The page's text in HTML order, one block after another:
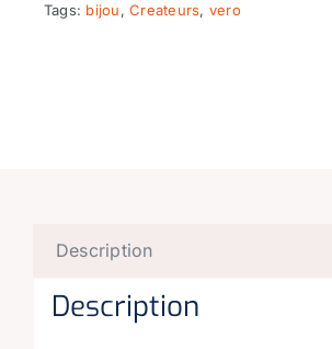
Tags: bijou,Createurs, vero
Description
Description